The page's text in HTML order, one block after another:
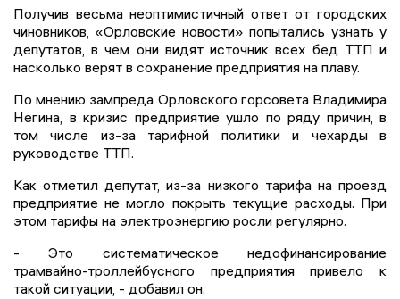
Получив весьма неоптимистичный ответ от городских
чиновников, «Орловские новости» попытались узнать у
депутатов, в чем они видят источник всех бед ТТП и
насколько верят в сохранение предприятия на плаву.
По мнению зампреда Орловского горсовета Владимира
Негина, в кризис предприятие ушло по ряду причин, в
том числе из-за тарифной политики и чехарды в
руководстве ТТП.
Как отметил депутат, из-за низкого тарифа на проезд
предприятие не могло покрыть текущие расходы. При
этом тарифы на электроэнергию росли регулярно.
- Это систематическое недофинансирование
трамвайно-троллейбусного предприятия привело к
такой ситуации, - добавил он.